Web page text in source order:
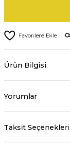
Ürün Bilgisi
Yorumlar
Taksit Seçenekleri